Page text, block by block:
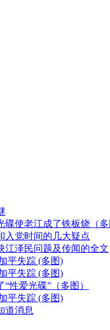
使老江成了铁板烧（多
入党时间的几大疑点
江泽民问题及传闻的全文
平失踪 (多图)
平失踪 (多图)
性爱光碟”（多图）
平失踪 (多图)
道消息